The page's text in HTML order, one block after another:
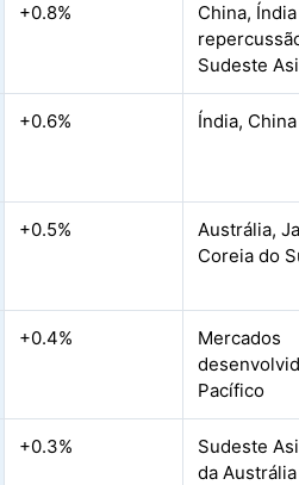
+0.8%
China,
Sudeste
+0.6% Índia,
+0.5%
Austrália,
Coreia do
+0.4%
Mercados
Pacífico
+0.3%
Sudeste
da Austrália